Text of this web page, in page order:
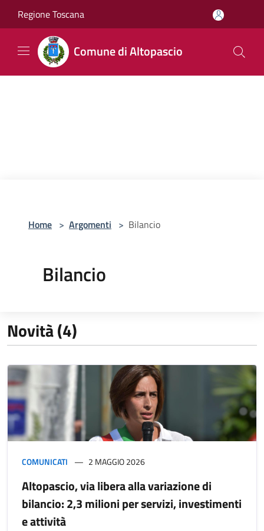
Regione Toscana
Comune di Altopascio
Home > Argomenti > Bilancio
Bilancio
Novità (4)
COMUNICATI 2 MAGGIO 2026
Altopascio, via libera alla variazione di
bilancio: 2,3 milioni per servizi, investimenti
e attività